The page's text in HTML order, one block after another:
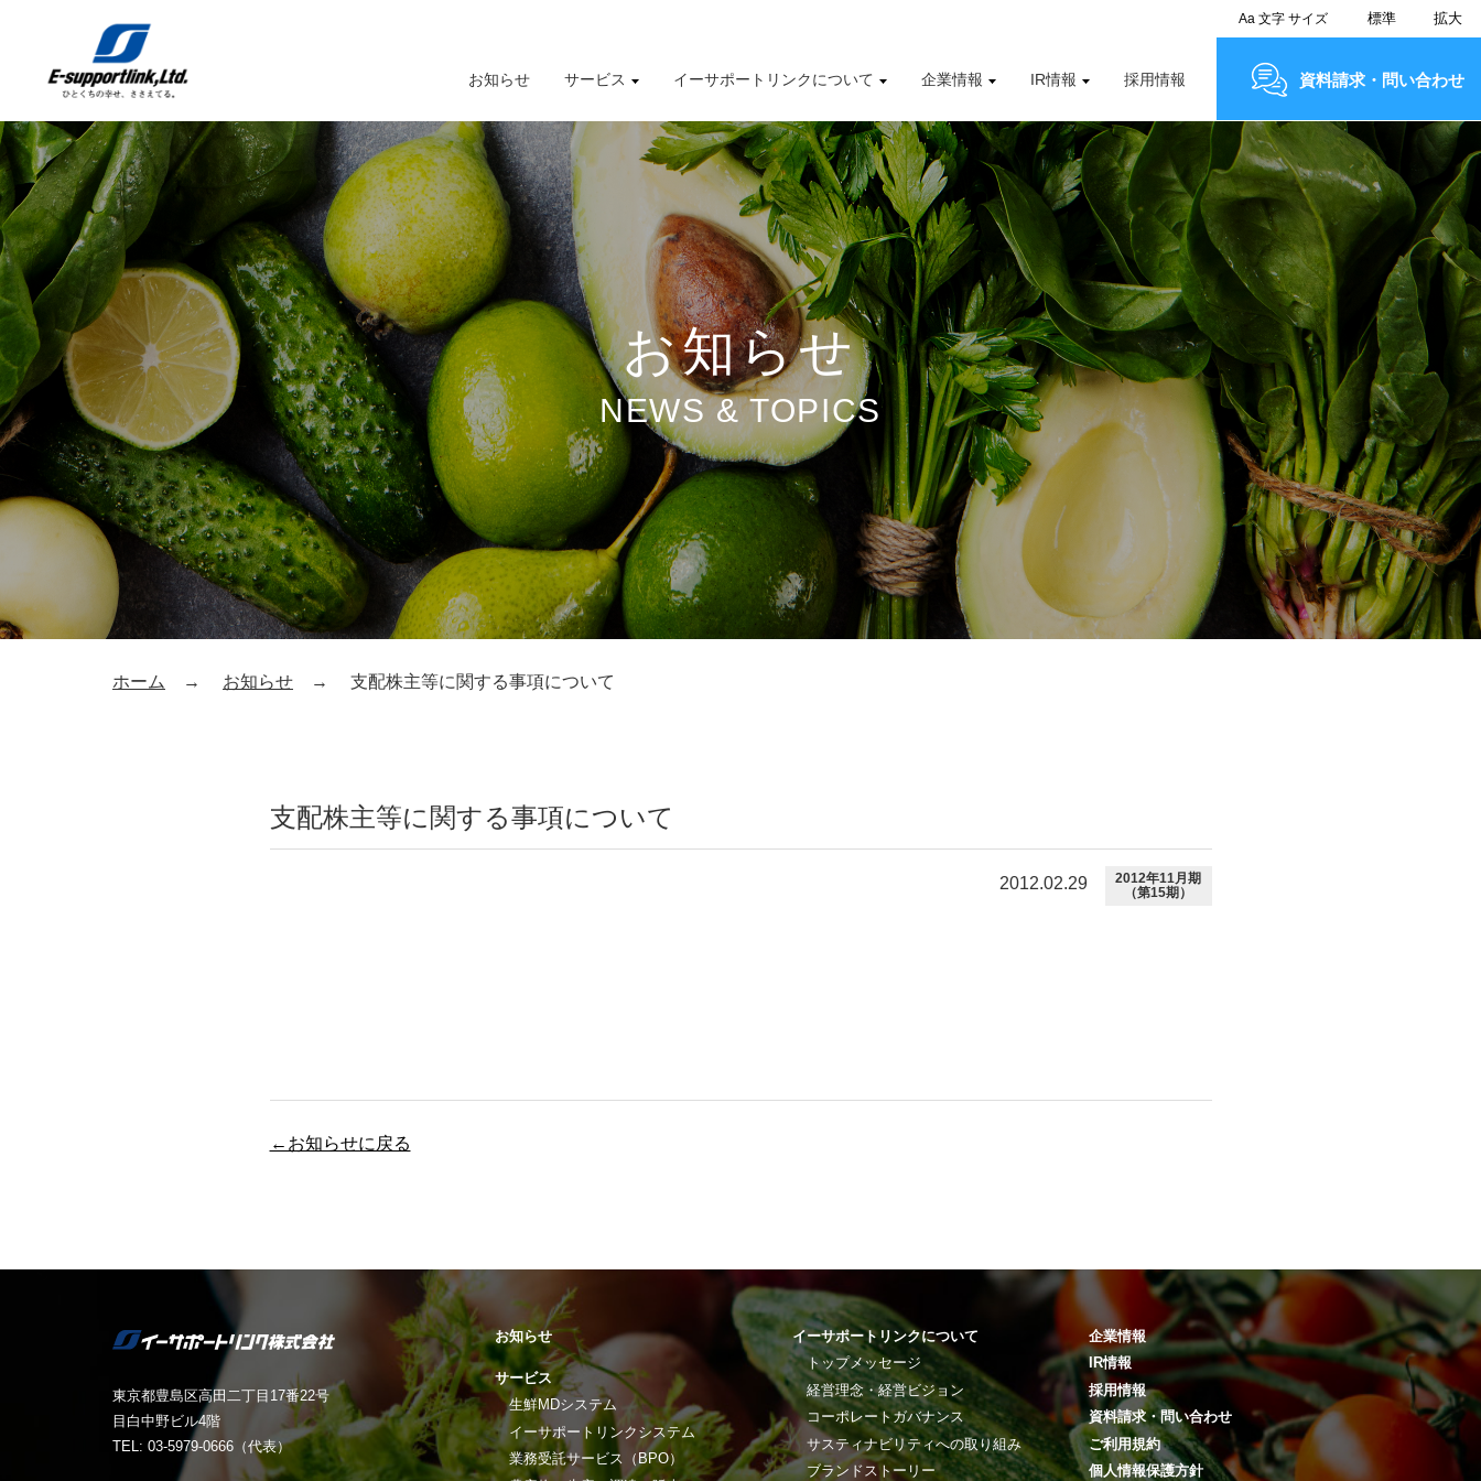
お知らせ サービス
サービスTOP
生鮮MDシステム
イーサポートリンクシステム
業務受託サービス（BPO）
農産物の生産・調達・販売
Marché+（マルシェプラス）
es-Marché（エスマルシェ）
イーサポートリンクについて
イーサポートリンクについてTOP
トップメッセージ
経営理念・経営ビジョン
コーポレートガバナンス
サスティナビリティへの取り組み
ブランドストーリー
企業情報
企業情報TOP
企業概要
事業所案内
関係会社
これまでの歩み
IR情報
IR情報TOP
IRニュース
IRカレンダー
IRライブラリー
株式情報
有価証券報告書
財務業績ハイライト
採用情報
Aa文字サイズ 標準 拡大
資料請求・問い合わせ
お知らせ
NEWS & TOPICS
ホーム お知らせ 支配株主等に関する事項について
支配株主等に関する事項について
2012.02.29
2012年11月期
（第15期）
←お知らせに戻る
東京都豊島区高田二丁目17番22号
目白中野ビル4階
TEL: 03-5979-0666（代表）
お知らせ
サービス
生鮮MDシステム
イーサポートリンクシステム
業務受託サービス（BPO）
イーサポートリンクについて
トップメッセージ
経営理念・経営ビジョン
コーポレートガバナンス
サスティナビリティへの取り組み
ブランドストーリー
企業情報
IR情報
採用情報
資料請求・問い合わせ
ご利用規約
個人情報保護方針